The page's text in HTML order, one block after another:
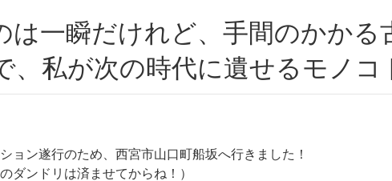
、私が次の時代に遺せるモノコ
ョン遂行のため、西宮市山口町船坂へ行きました！
ダンドリは済ませてからね！）